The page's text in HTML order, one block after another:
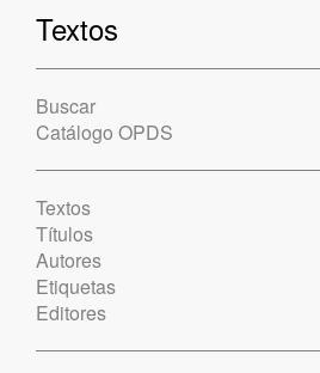
Textos
Buscar
Catálogo OPDS
Textos
Títulos
Autores
Etiquetas
Editores